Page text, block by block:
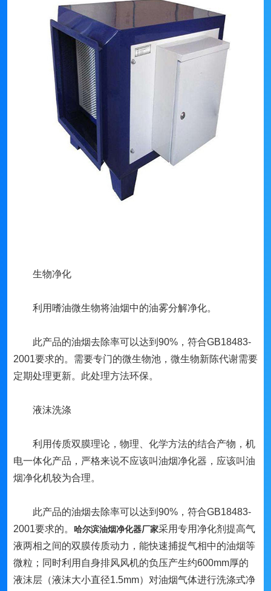
生物净化
利用嗜油微生物将油烟中的油雾分解净化。
此产品的油烟去除率可以达到90%，符合GB18483-
2001要求的。需要专门的微生物池，微生物新陈代谢需要
定期处理更新。此处理方法环保。
液沫洗涤
利用传质双膜理论，物理、化学方法的结合产物，机
电一体化产品，严格来说不应该叫油烟净化器，应该叫油
烟净化机较为合理。
此产品的油烟去除率可以达到90%，符合GB18483-
2001要求的。 哈尔滨油烟净化器厂家采用专用净化剂提高气
液两相之间的双膜传质动力，能快速捕捉气相中的油烟等
微粒；同时利用自身排风风机的负压产生约600mm厚的
液沫层（液沫大小直径1.5mm）对油烟气体进行洗涤式净